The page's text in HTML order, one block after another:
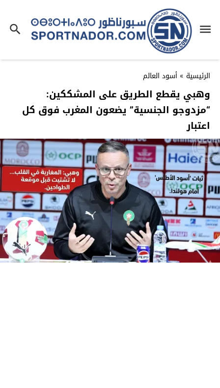
الرئيسية » أسود العالم
وهبي يقطع الطريق على المشككين:
“مزدوجو الجنسية” يضعون المغرب فوق كل
اعتبار